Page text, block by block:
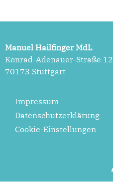
Manuel Hailfinger MdL
Konrad-Adenauer-Straße 12
70173 Stuttgart
Impressum
Datenschutzerklärung
Cookie-Einstellungen